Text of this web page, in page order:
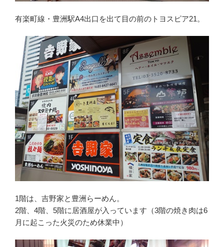
有楽町線・豊洲駅A4出口を出て目の前のトヨスピア21。
1階は、吉野家と豊洲らーめん。
2階、4階、5階に居酒屋が入っています（3階の焼き肉は6
月に起こった火災のため休業中）